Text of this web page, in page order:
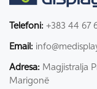
Telefoni: +383 44 67
Email:
Adresa: Magjistralja
Marigonë